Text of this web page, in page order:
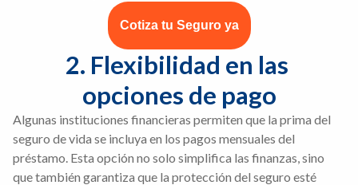
Cotiza tu Seguro ya
2. Flexibilidad en las
opciones de pago
Algunas instituciones financieras permiten que la prima del
seguro de vida se incluya en los pagos mensuales del
préstamo. Esta opción no solo simplifica las finanzas, sino
que también garantiza que la protección del seguro esté